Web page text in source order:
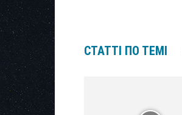
СТАТТІ ПО ТЕМІ